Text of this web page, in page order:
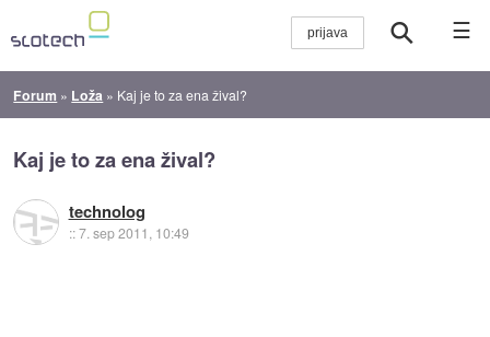
☰
Forum » Loža » Kaj je to za ena žival?
Kaj je to za ena žival?
technolog
::7. sep 2011, 10:49